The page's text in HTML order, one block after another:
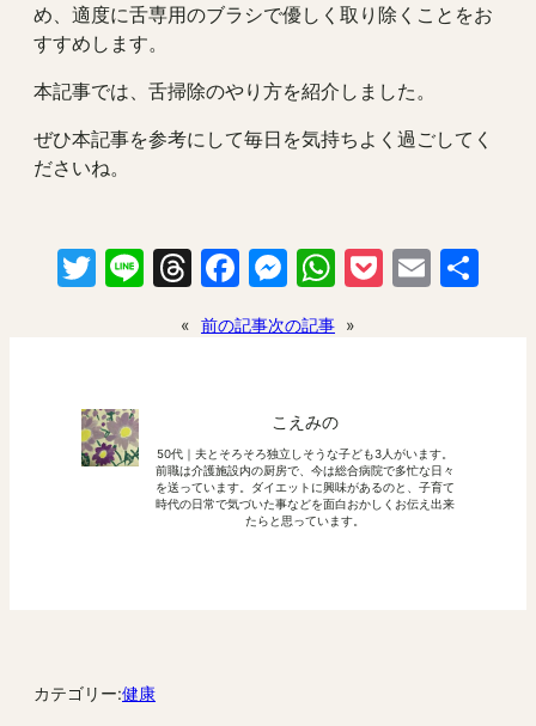
め、適度に舌専用のブラシで優しく取り除くことをお
すすめします。
本記事では、舌掃除のやり方を紹介しました。
ぜひ本記事を参考にして毎日を気持ちよく過ごしてく
ださいね。
Twitter
LineThreads
Facebook
Messenger
WhatsApp
Pocket
Email
« 前の記事次の記事 »
こえみの
50代｜夫とそろそろ独立しそうな子ども3人がいます。
前職は介護施設内の厨房で、今は総合病院で多忙な日々
を送っています。ダイエットに興味があるのと、子育て
時代の日常で気づいた事などを面白おかしくお伝え出来
たらと思っています。
カテゴリー:健康